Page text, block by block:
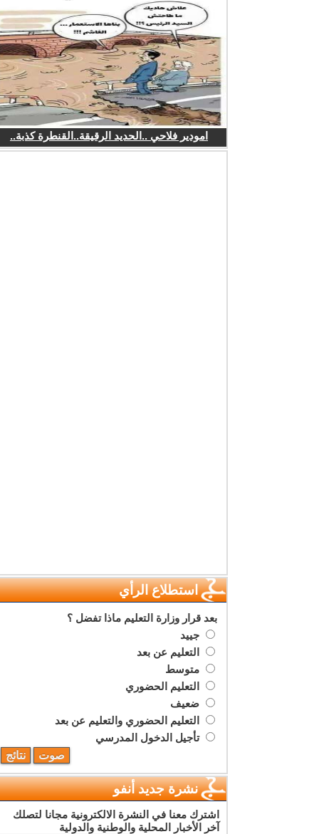
امودير فلاحي ..الحديد الرقيقة..القنطرة كذبة..
استطلاع الرأي
بعد قرار وزارة التعليم ماذا تفضل ؟
جييد
التعليم عن بعد
متوسط
التعليم الحضوري
ضعيف
التعليم الحضوري والتعليم عن بعد
تأجيل الدخول المدرسي
نشرة جديد أنفو
اشترك معنا في النشرة الالكترونية مجانا لتصلك
آخر الأخبار المحلية والوطنية والدولية